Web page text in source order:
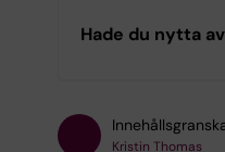
Hade du nytta
Kristin Thomas